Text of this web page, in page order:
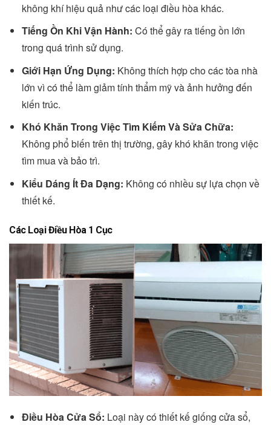
không khí hiệu quả như các loại điều hòa khác.
Tiếng Ồn Khi Vận Hành: Có thể gây ra tiếng ồn lớn
trong quá trình sử dụng.
Giới Hạn Ứng Dụng: Không thích hợp cho các tòa nhà
lớn vì có thể làm giảm tính thẩm mỹ và ảnh hưởng đến
kiến trúc.
Khó Khăn Trong Việc Tìm Kiếm Và Sửa Chữa:
Không phổ biến trên thị trường, gây khó khăn trong việc
tìm mua và bảo trì.
Kiểu Dáng Ít Đa Dạng: Không có nhiều sự lựa chọn về
thiết kế.
Các Loại Điều Hòa 1 Cục
Điều Hòa Cửa Sổ: Loại này có thiết kế giống cửa sổ,